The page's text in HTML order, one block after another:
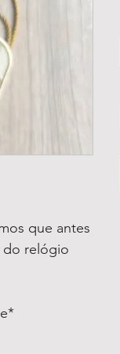
que antes
do relógio